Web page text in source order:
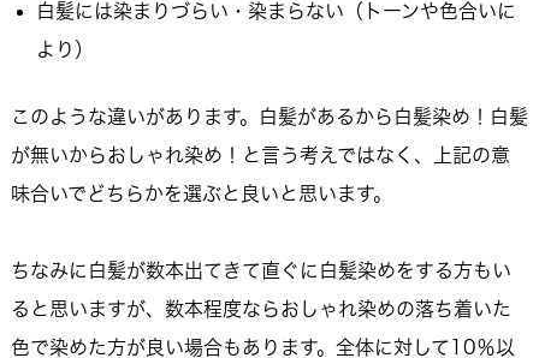
白髪には染まりづらい・染まらない（トーンや色合いに
より）
このような違いがあります。白髪があるから白髪染め！白髪
が無いからおしゃれ染め！と言う考えではなく、上記の意
味合いでどちらかを選ぶと良いと思います。
ちなみに白髪が数本出てきて直ぐに白髪染めをする方もい
ると思いますが、数本程度ならおしゃれ染めの落ち着いた
色で染めた方が良い場合もあります。全体に対して10％以